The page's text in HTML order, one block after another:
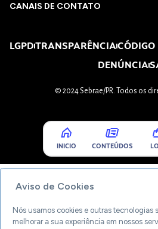
CANAIS DE CONTATO
LGPDTRANSPARÊNCIACÓDIGO
DENÚNCIA
© 2024 Sebrae/PR. Todos os
INICIO CONTEÚDOS
Aviso de Cookies
Nós usamos cookies e outras tecnologias
melhorar a sua experiência em nossos